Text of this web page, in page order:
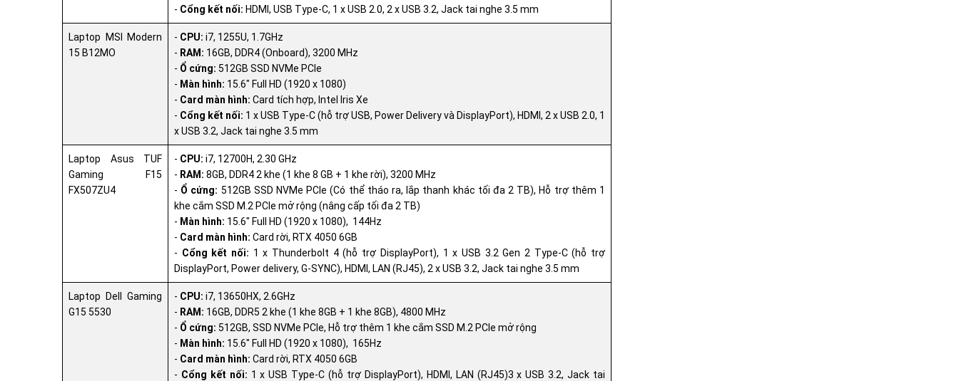
- Cổng kết nối: HDMI, USB Type-C, 1 x USB 2.0, 2 x USB 3.2, Jack tai nghe 3.5 mm
Laptop MSI Modern
15 B12MO
- CPU: i7, 1255U, 1.7GHz
- RAM: 16GB, DDR4 (Onboard), 3200 MHz
- Ổ cứng: 512GB SSD NVMe PCIe
- Màn hình: 15.6" Full HD (1920 x 1080)
- Card màn hình: Card tích hợp, Intel Iris Xe
- Cổng kết nối: 1 x USB Type-C (hỗ trợ USB, Power Delivery và DisplayPort), HDMI, 2 x USB 2.0, 1
x USB 3.2, Jack tai nghe 3.5 mm
Laptop Asus TUF
Gaming F15
FX507ZU4
- CPU: i7, 12700H, 2.30 GHz
- RAM: 8GB, DDR4 2 khe (1 khe 8 GB + 1 khe rời), 3200 MHz
- Ổ cứng: 512GB SSD NVMe PCIe (Có thể tháo ra, lắp thanh khác tối đa 2 TB), Hỗ trợ thêm 1
khe cắm SSD M.2 PCIe mở rộng (nâng cấp tối đa 2 TB)
- Màn hình: 15.6" Full HD (1920 x 1080), 144Hz
- Card màn hình: Card rời, RTX 4050 6GB
- Cổng kết nối: 1 x Thunderbolt 4 (hỗ trợ DisplayPort), 1 x USB 3.2 Gen 2 Type-C (hỗ trợ
DisplayPort, Power delivery, G-SYNC), HDMI, LAN (RJ45), 2 x USB 3.2, Jack tai nghe 3.5 mm
Laptop Dell Gaming
G15 5530
- CPU: i7, 13650HX, 2.6GHz
- RAM: 16GB, DDR5 2 khe (1 khe 8GB + 1 khe 8GB), 4800 MHz
- Ổ cứng: 512GB, SSD NVMe PCIe, Hỗ trợ thêm 1 khe cắm SSD M.2 PCIe mở rộng
- Màn hình: 15.6" Full HD (1920 x 1080), 165Hz
- Card màn hình: Card rời, RTX 4050 6GB
- Cổng kết nối: 1 x USB Type-C (hỗ trợ DisplayPort), HDMI, LAN (RJ45)3 x USB 3.2, Jack tai